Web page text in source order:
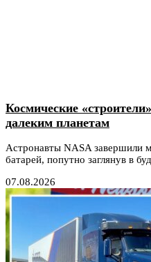
Космические
далеким планетам
Астронавты NASA завершили
батарей, попутно заглянув в
07.08.2026